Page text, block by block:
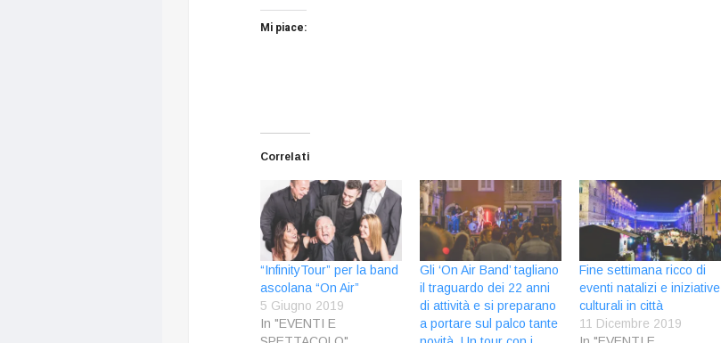
Mi piace:
Correlati
“InfinityTour” per la band
ascolana “On Air”
5 Giugno 2019
In "EVENTI E
Gli ‘On Air Band’ tagliano
il traguardo dei 22 anni
di attività e si preparano
a portare sul palco tante
Fine settimana ricco di
eventi natalizi e iniziative
culturali in città
11 Dicembre 2019